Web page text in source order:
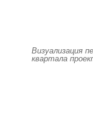
Визуализация
квартала